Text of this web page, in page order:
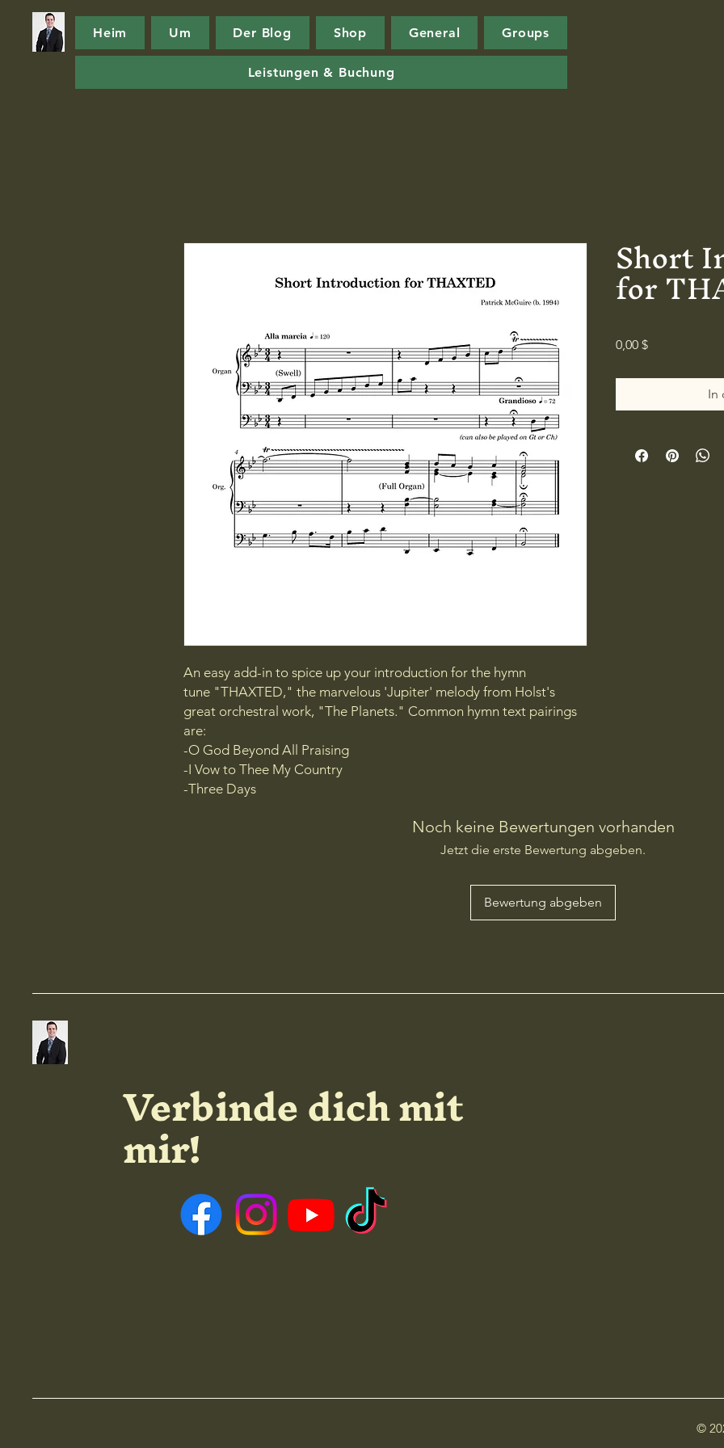
Heim Um Der Blog Shop General Groups
Leistungen & Buchung
An easy add-in to spice up your introduction for the hymn
tune "THAXTED," the marvelous 'Jupiter' melody from Holst's
great orchestral work, "The Planets." Common hymn text pairings
are:
-O God Beyond All Praising
-I Vow to Thee My Country
-Three Days
Short
for
0,00 $Preis
In
Noch keine Bewertungen vorhanden
Jetzt die erste Bewertung abgeben.
Bewertung abgeben
Verbinde dich mit
mir!
©